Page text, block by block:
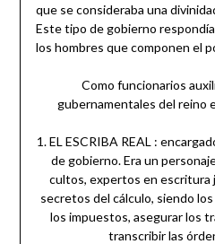
que se consideraba una
Este tipo de gobierno
los hombres que componen el
Como funcionarios
gubernamentales del reino
1. EL ESCRIBA REAL :
de gobierno. Era un
cultos, expertos en escritura
secretos del cálculo, siendo
los impuestos, asegurar los
transcribir las